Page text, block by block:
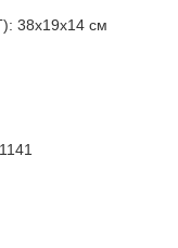
38х19х14 см